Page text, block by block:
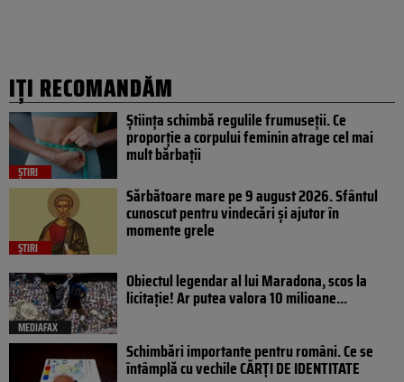
IȚI RECOMANDĂM
ȘTIRI
Știința schimbă regulile frumuseții. Ce
proporție a corpului feminin atrage cel mai
mult bărbații
ȘTIRI
Sărbătoare mare pe 9 august 2026. Sfântul
cunoscut pentru vindecări și ajutor în
momente grele
MEDIAFAX
Obiectul legendar al lui Maradona, scos la
licitație! Ar putea valora 10 milioane...
Schimbări importante pentru români. Ce se
întâmplă cu vechile CĂRȚI DE IDENTITATE